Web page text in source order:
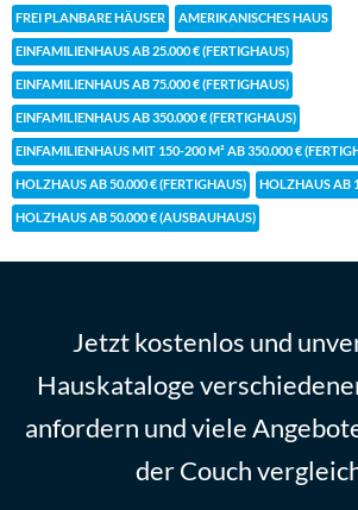
FREI PLANBARE HÄUSER AMERIKANISCHES HAUS
EINFAMILIENHAUS AB 25.000 € (FERTIGHAUS)
EINFAMILIENHAUS AB 75.000 € (FERTIGHAUS)
EINFAMILIENHAUS AB 350.000 € (FERTIGHAUS)
EINFAMILIENHAUS MIT 150-200 M² AB 350.000 €
HOLZHAUS AB 50.000 € (FERTIGHAUS) HOLZHAUS AB
HOLZHAUS AB 50.000 € (AUSBAUHAUS)
Jetzt kostenlos und
Hauskataloge
anfordern und viele
der Couch